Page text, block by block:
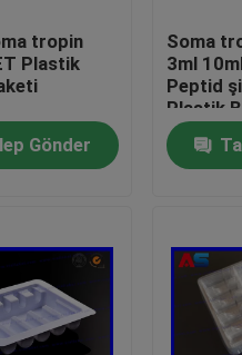
tropin
Plastik
Gönder
Soma
3ml
Peptid
Plastik
Ambalajı